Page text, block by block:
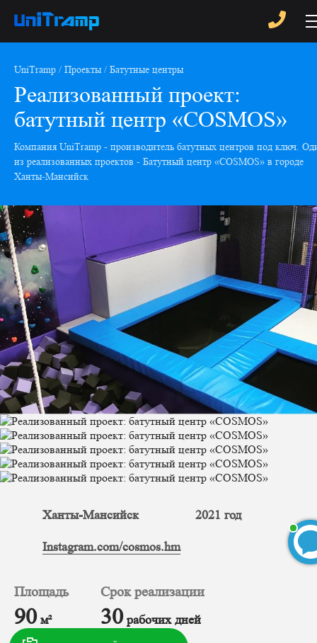
UniTramp Проекты Батутные центры
Реализованный проект:
батутный центр «COSMOS»
Компания UniTramp - производитель батутных центров под ключ.
из реализованных проектов - Батутный центр «COSMOS» в городе
Ханты-Мансийск
Ханты-Мансийск 2021 год
Instagram.com/cosmos.hm
Площадь
90м²
Срок реализации
30рабочих дней